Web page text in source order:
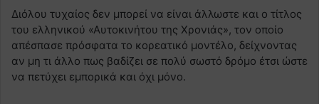
Διόλου τυχαίος δεν μπορεί να είναι άλλωστε και ο τίτλος
του ελληνικού «Αυτοκινήτου της Χρονιάς», τον οποίο
απέσπασε πρόσφατα το κορεατικό μοντέλο, δείχνοντας
αν μη τι άλλο πως βαδίζει σε πολύ σωστό δρόμο έτσι ώστε
να πετύχει εμπορικά και όχι μόνο.